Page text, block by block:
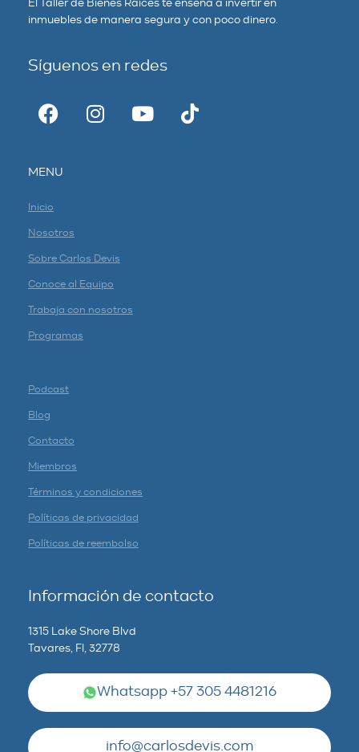
El Taller de Bienes Raíces te enseña a invertir en
inmuebles de manera segura y con poco dinero.
Síguenos en redes
MENU
Inicio
Nosotros
Sobre Carlos Devis
Conoce al Equipo
Trabaja con nosotros
Programas
Podcast
Blog
Contacto
Miembros
Términos y condiciones
Políticas de privacidad
Políticas de reembolso
Información de contacto
1315 Lake Shore Blvd
Tavares, Fl, 32778
Whatsapp +57 305 4481216
info@carlosdevis.com